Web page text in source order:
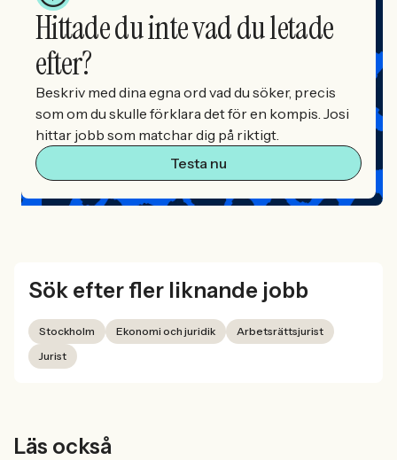
Hittade du inte vad du letade
efter?
Beskriv med dina egna ord vad du söker, precis
som om du skulle förklara det för en kompis. Josi
hittar jobb som matchar dig på riktigt.
Testa nu
Sök efter fler liknande jobb
Stockholm Ekonomi och juridik
Arbetsrättsjurist
Jurist
Läs också